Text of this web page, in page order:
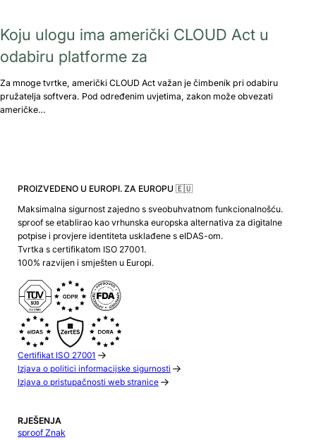
Koju ulogu ima američki CLOUD Act u
odabiru platforme za
Za mnoge tvrtke, američki CLOUD Act važan je čimbenik pri odabiru
pružatelja softvera. Pod određenim uvjetima, zakon može obvezati
američke…
PROIZVEDENO U EUROPI. ZA EUROPU 🇪🇺
Maksimalna sigurnost zajedno s sveobuhvatnom funkcionalnošću.
sproof se etablirao kao vrhunska europska alternativa za digitalne
potpise i provjere identiteta usklađene s eIDAS-om.
Tvrtka s certifikatom ISO 27001.
100% razvijen i smješten u Europi.
Certifikat ISO 27001
Izjava o politici informacijske sigurnosti
Izjava o pristupačnosti web stranice
RJEŠENJA
sproof Znak